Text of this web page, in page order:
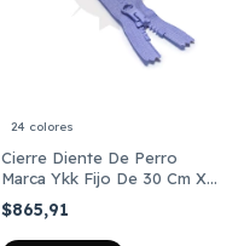
24 colores
Cierre Diente De Perro
Marca Ykk Fijo De 30 Cm X
Unidad
$865,91